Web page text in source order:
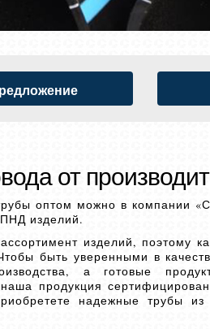
от
оптом можно в компании
изделий.
изделий, поэтому
быть уверенными в
а готовые
продукция
надежные трубы из